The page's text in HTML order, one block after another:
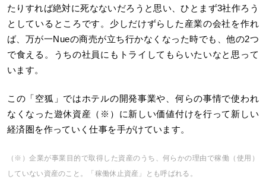
たりすれば絶対に死なないだろうと思い、ひとまず3社作ろう
としているところです。少しだけずらした産業の会社を作れ
ば、万が一Nueの商売が立ち行かなくなった時でも、他の2つ
で食える。うちの社員にもトライしてもらいたいなと思って
います。
この「空狐」ではホテルの開発事業や、何らの事情で使われ
なくなった遊休資産（※）に新しい価値付けを行って新しい
経済圏を作っていく仕事を手がけています。
（※）企業が事業目的で取得した資産のうち、何らかの理由で稼働（使用）
していない資産のこと。「稼働休止資産」とも呼ばれる。